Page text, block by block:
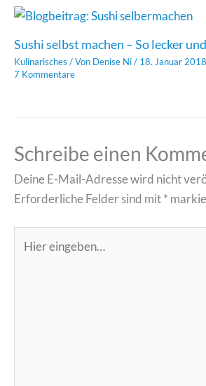
Sushi selbst machen – So lecker
Kulinarisches / Von Denise Ni/ 18. Januar 2018
7 Kommentare
Schreibe einen
Deine E-Mail-Adresse wird nicht
Erforderliche Felder sind mit*
eingeben…